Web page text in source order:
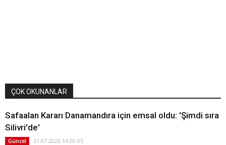
ÇOK OKUNANLAR
Safaalan Kararı Danamandıra için emsal oldu: 'Şimdi sıra
Silivri'de'
Güncel 31.07.2026 14:00:05